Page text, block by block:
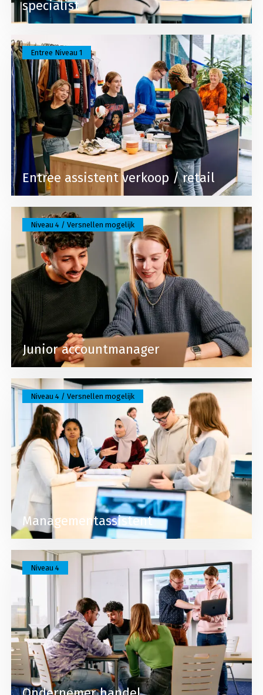
specialist
Entree assistent verkoop / retail
Entree Niveau 1
Lees meer over Entree assistent verkoop / retail
Junior accountmanager
Niveau 4 / Versnellen mogelijk
Lees meer over Junior accountmanager
Managementassistent
Niveau 4 / Versnellen mogelijk
Lees meer over Managementassistent
Niveau 4
Lees meer over Ondernemer handel